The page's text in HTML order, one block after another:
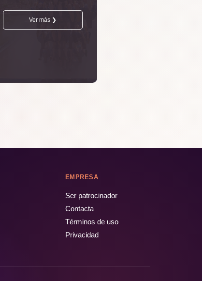
Ver más ❯
EMPRESA
Ser patrocinador
Contacta
Términos de uso
Privacidad